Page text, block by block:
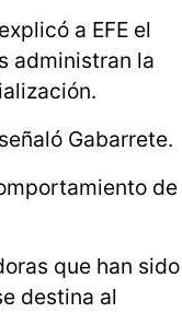
a EFE el
administran la
Gabarrete.
de
que han sido
destina al